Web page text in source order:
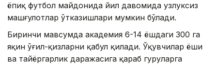
ёпиқ футбол майдонида йил давомида узлуксиз
машғулотлар ўтказишлари мумкин бўлади.
Биринчи мавсумда академия 6-14 ёшдаги 300 га
яқин ўғил-қизларни қабул қилади. Ўқувчилар ёши
ва тайёргарлик даражасига қараб гуруҳларга